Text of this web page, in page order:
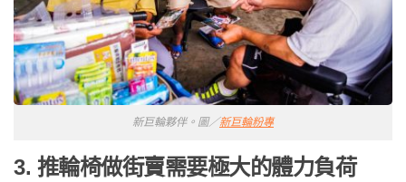
新巨輪夥伴。圖／新巨輪粉專
3. 推輪椅做街賣需要極大的體力負荷